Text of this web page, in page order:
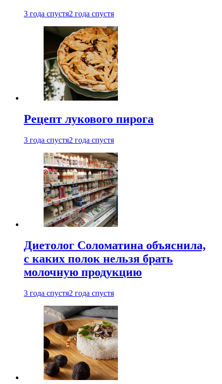
3 года спустя2 года спустя
Рецепт лукового пирога
3 года спустя2 года спустя
Диетолог Соломатина объяснила,
с каких полок нельзя брать
молочную продукцию
3 года спустя2 года спустя